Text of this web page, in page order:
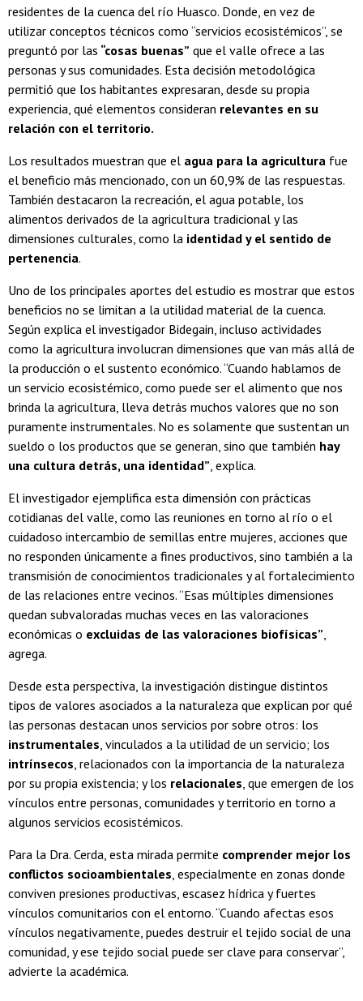
residentes de la cuenca del río Huasco. Donde, en vez de
utilizar conceptos técnicos como “servicios ecosistémicos”, se
preguntó por las “cosas buenas” que el valle ofrece a las
personas y sus comunidades. Esta decisión metodológica
permitió que los habitantes expresaran, desde su propia
experiencia, qué elementos consideran relevantes en su
relación con el territorio.
Los resultados muestran que el agua para la agricultura fue
el beneficio más mencionado, con un 60,9% de las respuestas.
También destacaron la recreación, el agua potable, los
alimentos derivados de la agricultura tradicional y las
dimensiones culturales, como la identidad y el sentido de
pertenencia.
Uno de los principales aportes del estudio es mostrar que estos
beneficios no se limitan a la utilidad material de la cuenca.
Según explica el investigador Bidegain, incluso actividades
como la agricultura involucran dimensiones que van más allá de
la producción o el sustento económico.“Cuando hablamos de
un servicio ecosistémico, como puede ser el alimento que nos
brinda la agricultura, lleva detrás muchos valores que no son
puramente instrumentales. No es solamente que sustentan un
sueldo o los productos que se generan, sino que también hay
una cultura detrás, una identidad”, explica.
El investigador ejemplifica esta dimensión con prácticas
cotidianas del valle, como las reuniones en torno al río o el
cuidadoso intercambio de semillas entre mujeres, acciones que
no responden únicamente a fines productivos, sino también a la
transmisión de conocimientos tradicionales y al fortalecimiento
de las relaciones entre vecinos.“Esas múltiples dimensiones
quedan subvaloradas muchas veces en las valoraciones
económicas o excluidas de las valoraciones biofísicas”,
agrega.
Desde esta perspectiva, la investigación distingue distintos
tipos de valores asociados a la naturaleza que explican por qué
las personas destacan unos servicios por sobre otros: los
instrumentales, vinculados a la utilidad de un servicio; los
intrínsecos, relacionados con la importancia de la naturaleza
por su propia existencia; y los relacionales, que emergen de los
vínculos entre personas, comunidades y territorio en torno a
algunos servicios ecosistémicos.
Para la Dra. Cerda, esta mirada permite comprender mejor los
conflictos socioambientales, especialmente en zonas donde
conviven presiones productivas, escasez hídrica y fuertes
vínculos comunitarios con el entorno. “Cuando afectas esos
vínculos negativamente, puedes destruir el tejido social de una
comunidad, y ese tejido social puede ser clave para conservar”,
advierte la académica.